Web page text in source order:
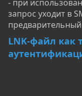
- при
запрос уходит в
LNK-файл как